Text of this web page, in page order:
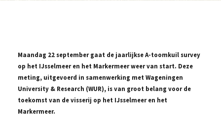
Maandag 22 september gaat de jaarlijkse A-toomkuil survey
op het IJsselmeer en het Markermeer weer van start. Deze
meting, uitgevoerd in samenwerking met Wageningen
University & Research (WUR), is van groot belang voor de
toekomst van de visserij op het IJsselmeer en het
Markermeer.